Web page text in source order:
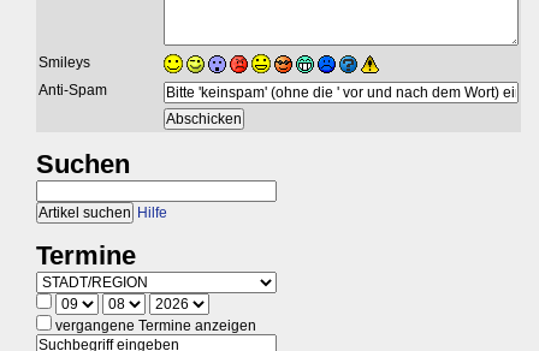
Smileys
Anti-Spam
Suchen
Hilfe
Termine
vergangene Termine anzeigen